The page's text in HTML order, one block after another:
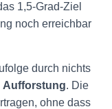
A
E
N
1,5-Grad-Ziel
noch erreichbar
durch nichts
Aufforstung. Die
ohne dass